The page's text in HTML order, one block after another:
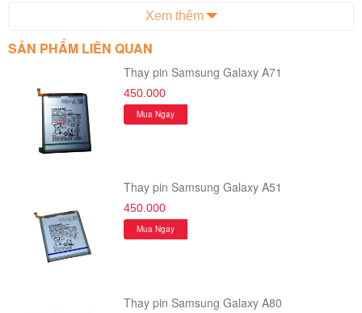
sẽ không lo về giá.
Xem thêm
SẢN PHẨM LIÊN QUAN
Thay pin Samsung Galaxy A71
450.000
Mua Ngay
Thay pin Samsung Galaxy A51
450.000
Mua Ngay
Thay pin Samsung Galaxy A80